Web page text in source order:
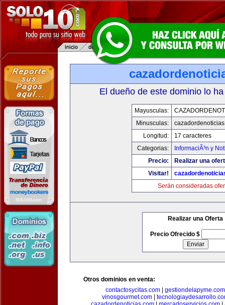
El dueño de este dominio lo
Mayusculas:
Minusculas:
Longitud:
17 caracteres
Categorias:
InformaciÃ³n y
Precio:
Realizar una
Visitar!
Serán consideradas
Realizar una Oferta
Precio Ofrecido $
Otros dominios en venta:
contactosycitas.com| gestiondelapyme.com
vinosgourmet.com